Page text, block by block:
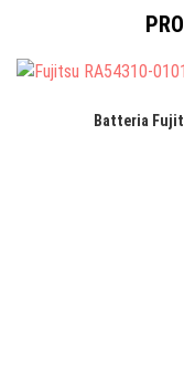
Batteria